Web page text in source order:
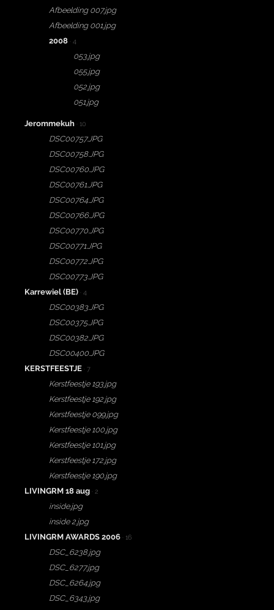
Afbeelding 007.jpg
Afbeelding 001.jpg
2008
· 4
053.jpg
055.jpg
052.jpg
051.jpg
Jerommekuh · 10
DSC00757.JPG
DSC00758.JPG
DSC00760.JPG
DSC00761.JPG
DSC00764.JPG
DSC00766.JPG
DSC00770.JPG
DSC00771.JPG
DSC00772.JPG
DSC00773.JPG
Karrewiel (BE)
· 4
DSC00383.JPG
DSC00375.JPG
DSC00382.JPG
DSC00400.JPG
KERSTFEESTJE
· 7
Kerstfeestje 193.jpg
Kerstfeestje 192.jpg
Kerstfeestje 099.jpg
Kerstfeestje 100.jpg
Kerstfeestje 101.jpg
Kerstfeestje 172.jpg
Kerstfeestje 190.jpg
LIVINGRM 18 aug
· 2
inside.jpg
inside 2.jpg
LIVINGRM AWARDS 2006
· 16
DSC_6238.jpg
DSC_6277.jpg
DSC_6264.jpg
DSC_6343.jpg